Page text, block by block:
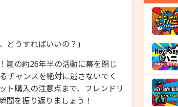
どうすればいいの？」
嵐の約26年半の活動に幕を閉じ
チャンスを絶対に逃さないでく
ト購入の注意点まで、フレンドリ
間を振り返りましょう！